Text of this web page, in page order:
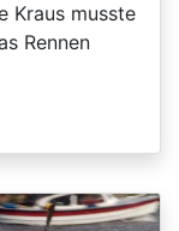
Kraus musste
Rennen